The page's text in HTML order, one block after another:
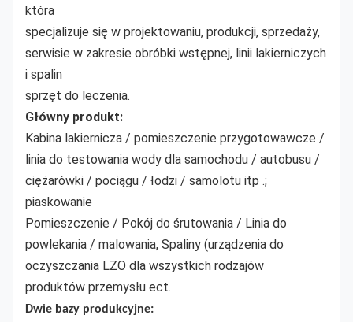
która
specjalizuje się w projektowaniu, produkcji, sprzedaży,
serwisie w zakresie obróbki wstępnej, linii lakierniczych
i spalin
sprzęt do leczenia.
Główny produkt:
Kabina lakiernicza / pomieszczenie przygotowawcze /
linia do testowania wody dla samochodu / autobusu /
ciężarówki / pociągu / łodzi / samolotu itp .;
piaskowanie
Pomieszczenie / Pokój do śrutowania / Linia do
powlekania / malowania, Spaliny (urządzenia do
oczyszczania LZO dla wszystkich rodzajów
produktów przemysłu ect.
Dwie bazy produkcyjne: